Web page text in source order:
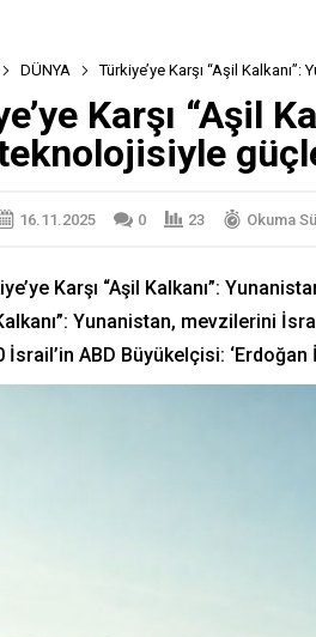
DÜNYA Türkiye’ye Karşı “Aşil
Karşı “Aşil
16.11.2025 0 23 Okuma
Karşı “Aşil Kalkanı”:
Yunanistan, mevzilerini
İsrail’in ABD Büyükelçisi: ‘Erdoğan